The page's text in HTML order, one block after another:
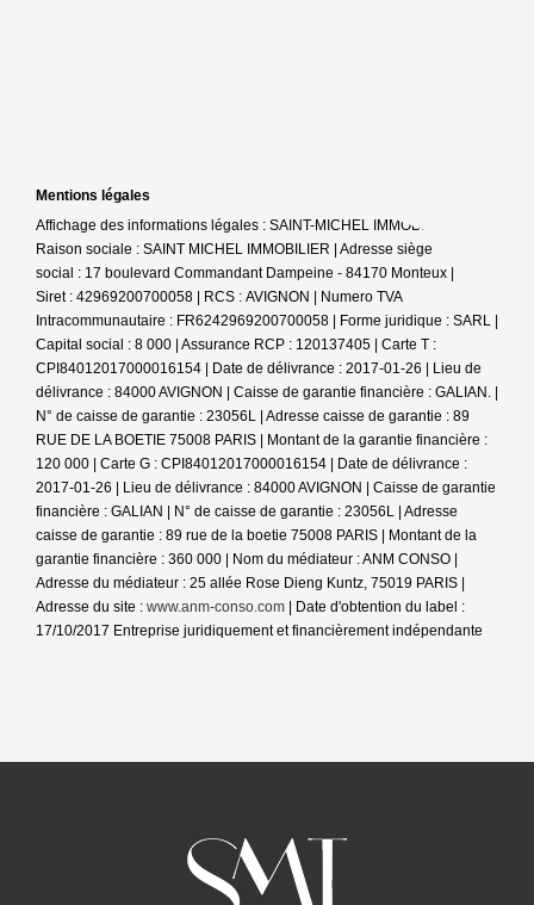
Mentions légales
Affichage des informations légales : SAINT-MICHEL IMMOBILIER |
Raison sociale : SAINT MICHEL IMMOBILIER | Adresse siège
social : 17 boulevard Commandant Dampeine - 84170 Monteux |
Siret : 42969200700058 | RCS : AVIGNON | Numero TVA
Intracommunautaire : FR6242969200700058 | Forme juridique : SARL |
Capital social : 8 000 | Assurance RCP : 120137405 | Carte T :
CPI84012017000016154 | Date de délivrance : 2017-01-26 | Lieu de
délivrance : 84000 AVIGNON | Caisse de garantie financière : GALIAN. |
N° de caisse de garantie : 23056L | Adresse caisse de garantie : 89
RUE DE LA BOETIE 75008 PARIS | Montant de la garantie financière :
120 000 | Carte G : CPI84012017000016154 | Date de délivrance :
2017-01-26 | Lieu de délivrance : 84000 AVIGNON | Caisse de garantie
financière : GALIAN | N° de caisse de garantie : 23056L | Adresse
caisse de garantie : 89 rue de la boetie 75008 PARIS | Montant de la
garantie financière : 360 000 | Nom du médiateur : ANM CONSO |
Adresse du médiateur : 25 allée Rose Dieng Kuntz, 75019 PARIS |
Adresse du site : www.anm-conso.com | Date d'obtention du label :
17/10/2017 Entreprise juridiquement et financièrement indépendante